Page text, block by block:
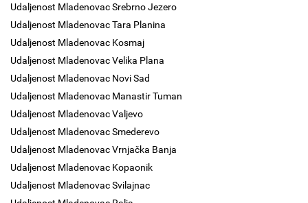
Udaljenost Mladenovac Srebrno Jezero
Udaljenost Mladenovac Tara Planina
Udaljenost Mladenovac Kosmaj
Udaljenost Mladenovac Velika Plana
Udaljenost Mladenovac Novi Sad
Udaljenost Mladenovac Manastir Tuman
Udaljenost Mladenovac Valjevo
Udaljenost Mladenovac Smederevo
Udaljenost Mladenovac Vrnjačka Banja
Udaljenost Mladenovac Kopaonik
Udaljenost Mladenovac Svilajnac